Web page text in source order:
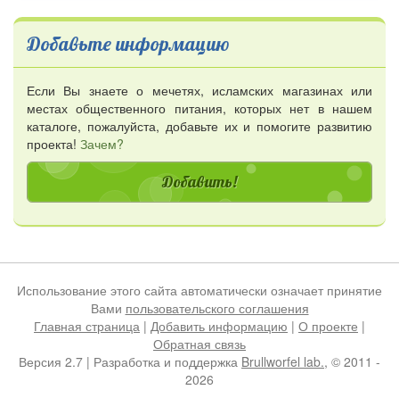
Добавьте информацию
Если Вы знаете о мечетях, исламских магазинах или
местах общественного питания, которых нет в нашем
каталоге, пожалуйста, добавьте их и помогите развитию
проекта! Зачем?
Добавить!
Использование этого сайта автоматически означает принятие
Вами пользовательского соглашения
Главная страница | Добавить информацию | О проекте |
Обратная связь
Версия 2.7 | Разработка и поддержка Brullworfel lab., © 2011 -
2026